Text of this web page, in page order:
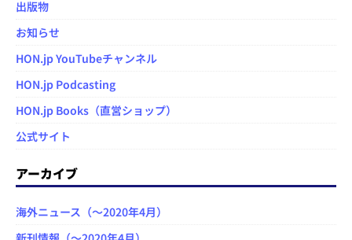
出版物
お知らせ
HON.jp YouTubeチャンネル
HON.jp Podcasting
HON.jp Books（直営ショップ）
公式サイト
アーカイブ
海外ニュース（～2020年4月）